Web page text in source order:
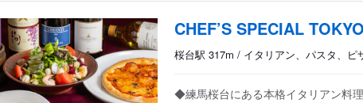
CHEF’S SPECIAL TOKYO
桜台駅 317m / イタリアン、パスタ、ピ
◆練馬桜台にある本格イタリアン料